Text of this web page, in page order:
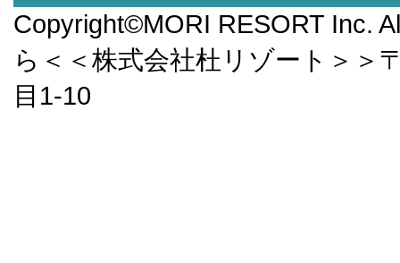
Copyright©MORI RESORT Inc.
ら＜＜株式会社杜リゾート＞＞
目1-10